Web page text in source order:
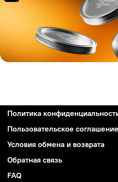
Политика
Пользовательское соглашение
Условия обмена и возврата
Обратная связь
FAQ